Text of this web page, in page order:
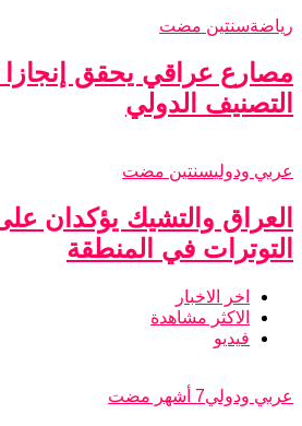
رياضةسنتين مضت
مصارع عراقي يحقق إنجازا
التصنيف الدولي
عربي ودوليسنتين مضت
العراق والتشيك يؤكدان
التوترات في المنطقة
اخر الاخبار
الاكثر مشاهدة
فيديو
عربي ودولي7 أشهر مضت